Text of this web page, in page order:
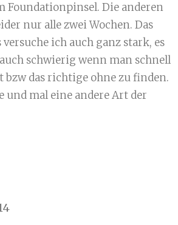
Foundationpinsel. Die anderen
nur alle zwei Wochen. Das
ich auch ganz stark, es
schwierig wenn man schnell
bzw das richtige ohne zu finden.
und mal eine andere Art der